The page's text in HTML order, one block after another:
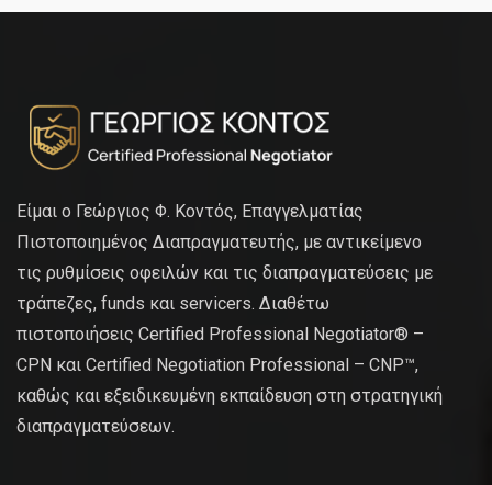
Είμαι ο Γεώργιος Φ. Κοντός, Επαγγελματίας
Πιστοποιημένος Διαπραγματευτής, με αντικείμενο
τις ρυθμίσεις οφειλών και τις διαπραγματεύσεις με
τράπεζες, funds και servicers. Διαθέτω
πιστοποιήσεις Certified Professional Negotiator® –
CPN και Certified Negotiation Professional – CNP™,
καθώς και εξειδικευμένη εκπαίδευση στη στρατηγική
διαπραγματεύσεων.